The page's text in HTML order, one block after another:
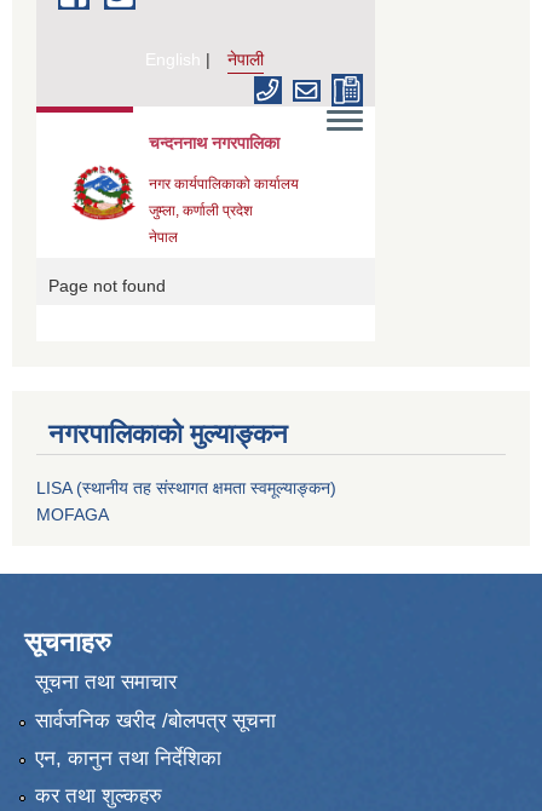
नगरपालिकाको मुल्याङ्कन
LISA (स्थानीय तह संस्थागत क्षमता स्वमूल्याङ्कन)
MOFAGA
सूचनाहरु
सूचना तथा समाचार
सार्वजनिक खरीद /बोलपत्र सूचना
एन, कानुन तथा निर्देशिका
कर तथा शुल्कहरु